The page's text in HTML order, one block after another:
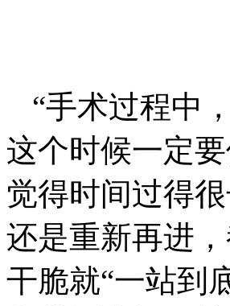
“手术过程中
这个时候一定
觉得时间过得
还是重新再进
干脆就“一站到